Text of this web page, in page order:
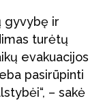
gyvybę ir
turėtų
evakuacijos
pasirūpinti
– sakė